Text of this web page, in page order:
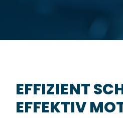
EFFIZIENT
EFFEKTIV